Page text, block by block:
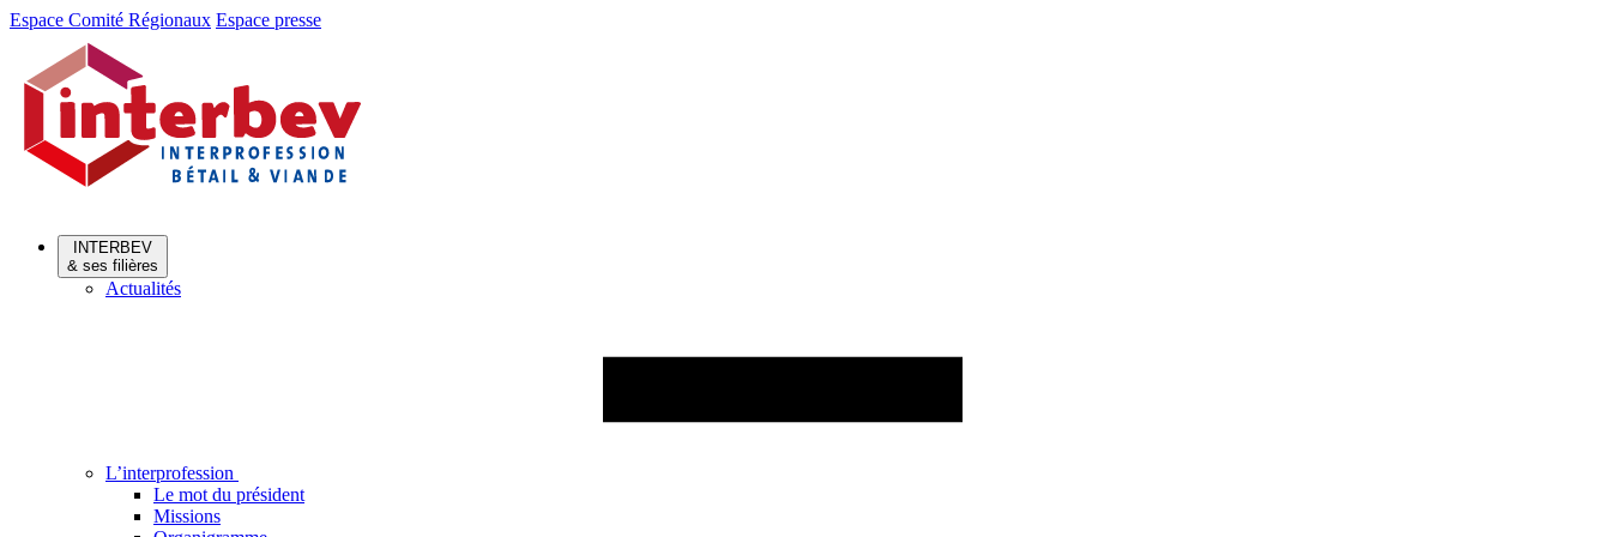
Aller
Aller
contenu
Espace Comité Régionaux Espace presse
INTERBEV
& ses filières
Actualités
L’interprofession
Le mot du président
Missions